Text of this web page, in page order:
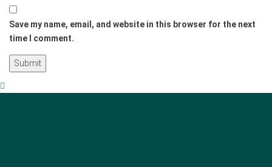
Save my name, email, and website in this browser for the next
time I comment.